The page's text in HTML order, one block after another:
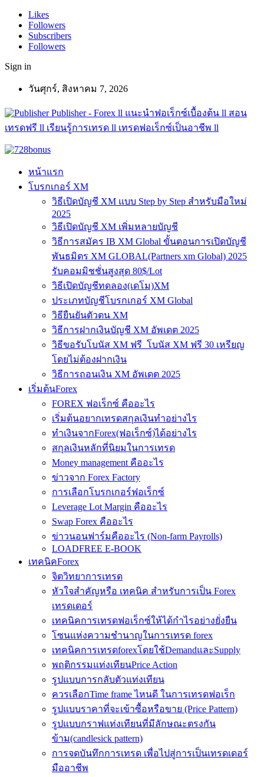
Likes
Followers
Subscribers
Followers
Sign in
วันศุกร์, สิงหาคม 7, 2026
Publisher - Forex ll แนะนำฟอเร็กซ์เบื้องต้น ll สอน
เทรดฟรี ll เรียนรู้การเทรด ll เทรดฟอเร็กซ์เป็นอาชีพ ll
หน้าแรก
โบรกเกอร์ XM
วิธีเปิดบัญชี XM แบบ Step by Step สำหรับมือใหม่
2025
วิธีเปิดบัญชี XM เพิ่มหลายบัญชี
วิธีการสมัคร IB XM Global ขั้นตอนการเปิดบัญชี
พันธมิตร XM GLOBAL(Partners xm Global) 2025
รับคอมมิชชั่นสูงสุด 80$/Lot
วิธีเปิดบัญชีทดลอง(เดโม)XM
ประเภทบัญชีโบรกเกอร์ XM Global
วิธียืนยันตัวตน XM
วิธีการฝากเงินบัญชี XM อัพเดต 2025
วิธีขอรับโบนัส XM ฟรี โบนัส XM ฟรี 30 เหรียญ
โดยไม่ต้องฝากเงิน
วิธีการถอนเงิน XM อัพเดต 2025
เริ่มต้นForex
FOREX ฟอเร็กซ์ คืออะไร
เริ่มต้นอยากเทรดสกุลเงินทำอย่างไร
ทำเงินจากForex(ฟอเร็กซ์)ได้อย่างไร
สกุลเงินหลักที่นิยมในการเทรด
Money management คืออะไร
ข่าวจาก Forex Factory
การเลือกโบรกเกอร์ฟอเร็กซ์
Leverage Lot Margin คืออะไร
Swap Forex คืออะไร
ข่าวนอนฟาร์มคืออะไร (Non-farm Payrolls)
LOADFREE E-BOOK
เทคนิคForex
จิตวิทยาการเทรด
หัวใจสำคัญหรือ เทคนิค สำหรับการเป็น Forex
เทรดเดอร์
เทคนิคการเทรดฟอเร็กซ์ให้ได้กำไรอย่างยั่งยืน
โซนแห่งความชำนาญในการเทรด forex
เทคนิคการเทรดforexโดยใช้DemandและSupply
พฤติกรรมแท่งเทียนPrice Action
รูปแบบการกลับตัวแท่งเทียน
ควรเลือกTime frame ไหนดี ในการเทรดฟอเร็ก
รูปแบบราคาที่จะเข้าซื้อหรือขาย (Price Pattern)
รูปแบบกราฟแท่งเทียนที่มีลักษณะตรงกัน
ข้าม(candlesick pattern)
การจดบันทึกการเทรด เพื่อไปสู่การเป็นเทรดเดอร์
มืออาชีพ